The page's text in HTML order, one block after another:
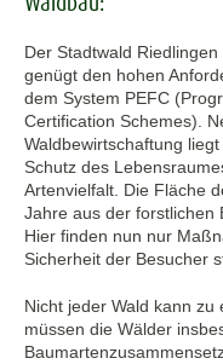
Der Stadtwald
genügt den hohen
dem System PEFC
Certification Schemes).
Waldbewirtschaftung
Schutz des
Artenvielfalt. Die Fläche
Jahre aus der forstlichen
Hier finden nun nur
Sicherheit der Besucher
Nicht jeder Wald kann
müssen die Wälder